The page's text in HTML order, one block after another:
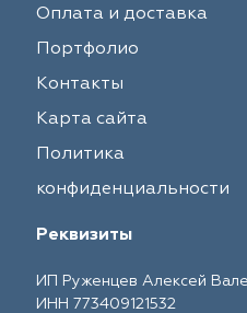
Оплата и доставка
Портфолио
Контакты
Карта сайта
Политика
конфиденциальности
Реквизиты
ИП Руженцев Алексей
ИНН 773409121532